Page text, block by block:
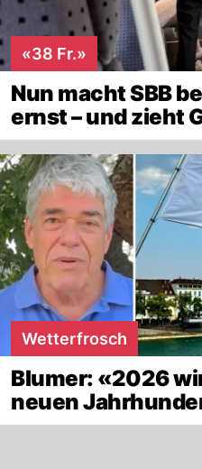
«38 Fr.»
Nun macht SBB
ernst – und zieht
Wetterfrosch
Blumer: «2026
neuen